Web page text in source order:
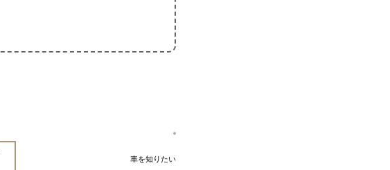
車を知りたい